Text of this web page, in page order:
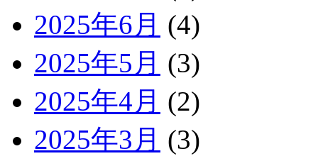
2025年6月 (4)
2025年5月 (3)
2025年4月 (2)
2025年3月 (3)